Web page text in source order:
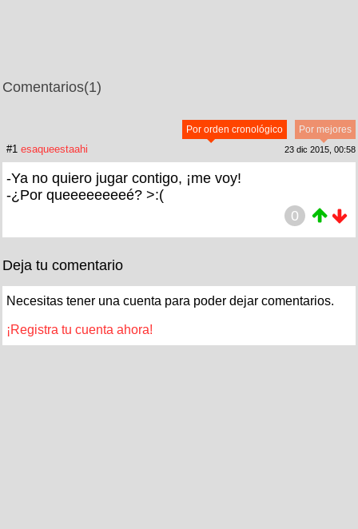
Comentarios(1)
Por mejores
Por orden cronológico
#1 esaqueestaahi 23 dic 2015, 00:58
-Ya no quiero jugar contigo, ¡me voy!
-¿Por queeeeeeeeé? >:(
0
Deja tu comentario
Necesitas tener una cuenta para poder dejar comentarios.
¡Registra tu cuenta ahora!